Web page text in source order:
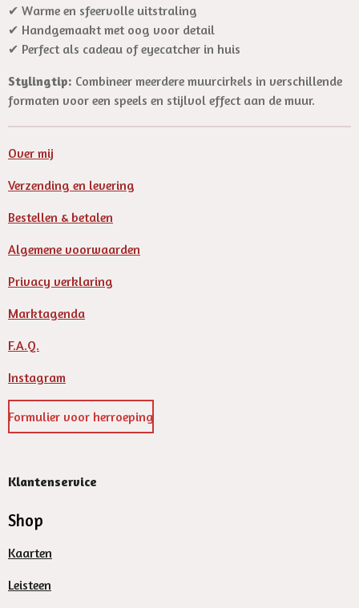
✔ Warme en sfeervolle uitstraling
✔ Handgemaakt met oog voor detail
✔ Perfect als cadeau of eyecatcher in huis
Stylingtip: Combineer meerdere muurcirkels in verschillende
formaten voor een speels en stijlvol effect aan de muur.
Over mij
Verzending en levering
Bestellen & betalen
Algemene voorwaarden
Privacy verklaring
Marktagenda
F.A.Q.
Instagram
Formulier voor herroeping
Klantenservice
Shop
Kaarten
Leisteen